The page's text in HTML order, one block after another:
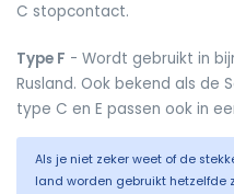
C stopcontact.
Type F - Wordt gebruikt in
Rusland. Ook bekend als de
type C en E passen ook in
Als je niet zeker weet of de
land worden gebruikt hetzelfde